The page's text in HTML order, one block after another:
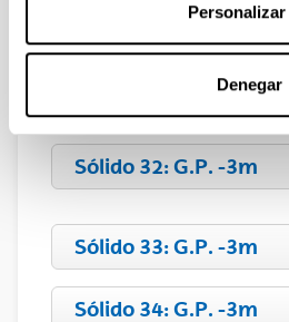
Personalizar
Denegar
Sólido 30: G.P. 32
Sólido 32: G.P. -3m
Sólido 33: G.P. -3m
Sólido 34: G.P. -3m